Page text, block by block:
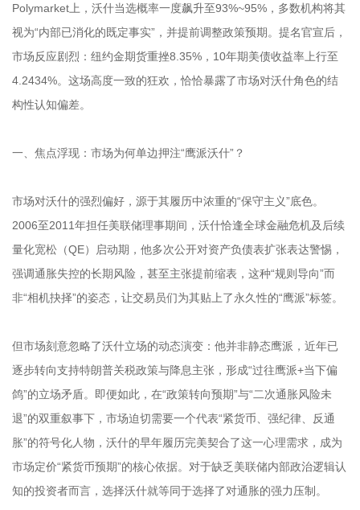
Polymarket上，沃什当选概率一度飙升至93%~95%，多数机构将其
视为“内部已消化的既定事实”，并提前调整政策预期。提名官宣后，
市场反应剧烈：纽约金期货重挫8.35%，10年期美债收益率上行至
4.2434%。这场高度一致的狂欢，恰恰暴露了市场对沃什角色的结
构性认知偏差。
一、焦点浮现：市场为何单边押注“鹰派沃什”？
市场对沃什的强烈偏好，源于其履历中浓重的“保守主义”底色。
2006至2011年担任美联储理事期间，沃什恰逢全球金融危机及后续
量化宽松（QE）启动期，他多次公开对资产负债表扩张表达警惕，
强调通胀失控的长期风险，甚至主张提前缩表，这种“规则导向”而
非“相机抉择”的姿态，让交易员们为其贴上了永久性的“鹰派”标签。
但市场刻意忽略了沃什立场的动态演变：他并非静态鹰派，近年已
逐步转向支持特朗普关税政策与降息主张，形成“过往鹰派+当下偏
鸽”的立场矛盾。即便如此，在“政策转向预期”与“二次通胀风险未
退”的双重叙事下，市场迫切需要一个代表“紧货币、强纪律、反通
胀”的符号化人物，沃什的早年履历完美契合了这一心理需求，成为
市场定价“紧货币预期”的核心依据。对于缺乏美联储内部政治逻辑认
知的投资者而言，选择沃什就等同于选择了对通胀的强力压制。